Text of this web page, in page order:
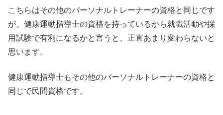
こちらはその他のパーソナルトレーナーの資格と同じです
が、健康運動指導士の資格を持っているから就職活動や採
用試験で有利になるかと言うと、正直あまり変わらないと
思います。
健康運動指導士もその他のパーソナルトレーナーの資格と
同じで民間資格です。